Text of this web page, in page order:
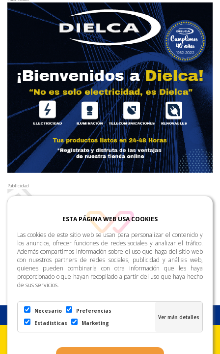
Publicidad
ESTA PÁGINA WEB USA COOKIES
Las cookies de este sitio web se usan para personalizar el contenido y
los anuncios, ofrecer funciones de redes sociales y analizar el tráfico.
Además compartimos información sobre el uso que haga del sitio web
con nuestros partners de redes sociales, publicidad y análisis web,
quienes pueden combinarla con otra información que les haya
proporcionado o que hayan recopilado a partir del uso que haya hecho
de sus servicios.
Necesario
Preferencias
Estadisticas
Marketing